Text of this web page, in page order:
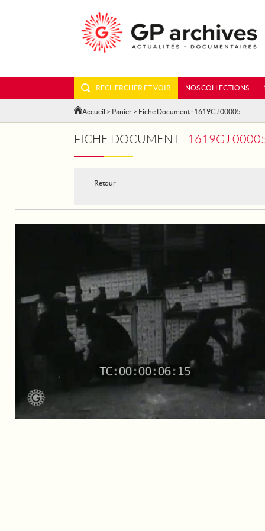
RECHERCHER ET VOIR NOS COLLECTIONS
Accueil > Panier > Fiche Document : 1619GJ 00005
FICHE DOCUMENT : 1619GJ 00005
Retour